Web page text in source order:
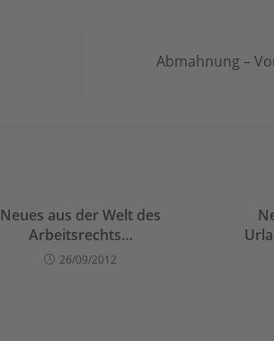
Abmahnung –
Neues aus der Welt des
Arbeitsrechts…
26/09/2012